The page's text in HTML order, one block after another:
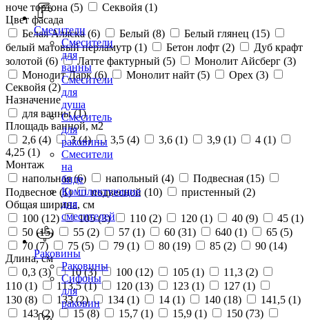
Смесители
Смесители
для
ванны
Смесители
для
душа
Смеситель
для
раковины
Смесители
на
биде
Комплектующие
для
смесителей
Раковины
Раковины
Сифоны
для
раковин
ноче тортона (5) Секвойя (1)
Цвет фасада
Белая Аляска (6) Белый (8) Белый глянец (15)
белый матовый перламутр (1) Бетон лофт (2)
Дуб крафт
золотой (6) Латте фактурный (5) Монолит Айсберг (3)
Монолит Дарк (6) Монолит найт (5) Орех (3)
Секвойя (2)
Назначение
для ванны (1)
Площадь ванной, м2
2,6 (4) 3 (4) 3,5 (4) 3,6 (1) 3,9 (1) 4 (1)
4,25 (1)
Монтаж
напольная (6) напольный (4) Подвесная (15)
Подвесное (1) подвесной (10) пристенный (2)
Общая ширина, см
100 (12) 105 (3) 110 (2) 120 (1) 40 (9) 45 (1)
50 (15) 55 (2) 57 (1) 60 (31) 640 (1) 65 (5)
70 (7) 75 (5) 79 (1) 80 (19) 85 (2) 90 (14)
Длина, см
0,3 (3) 10 (3) 100 (12) 105 (1) 11,3 (2)
110 (1) 113,5 (1) 120 (13) 123 (1) 127 (1)
130 (8) 133 (2) 134 (1) 14 (1) 140 (18) 141,5 (1)
143 (2) 15 (8) 15,7 (1) 15,9 (1) 150 (73)